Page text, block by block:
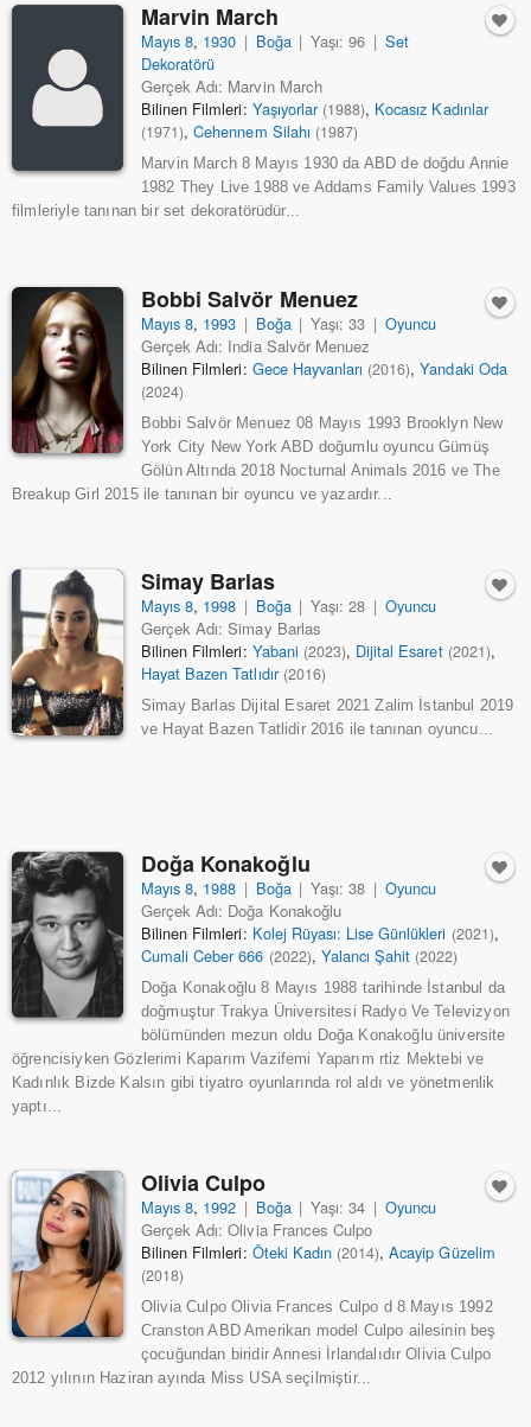
Marvin March
Mayıs 8, 1930 | Boğa | Yaşı: 96 | Set
Dekoratörü
Gerçek Adı: Marvin March
Bilinen Filmleri: Yaşıyorlar (1988), Kocasız Kadınlar
(1971),Cehennem Silahı (1987)
Marvin March 8 Mayıs 1930 da ABD de doğdu Annie
1982 They Live 1988 ve Addams Family Values 1993
filmleriyle tanınan bir set dekoratörüdür...
Bobbi Salvör Menuez
Mayıs 8, 1993 | Boğa | Yaşı: 33 | Oyuncu
Gerçek Adı: India Salvör Menuez
Bilinen Filmleri: Gece Hayvanları (2016),Yandaki Oda
(2024)
Bobbi Salvör Menuez 08 Mayıs 1993 Brooklyn New
York City New York ABD doğumlu oyuncu Gümüş
Gölün Altında 2018 Nocturnal Animals 2016 ve The
Breakup Girl 2015 ile tanınan bir oyuncu ve yazardır...
Simay Barlas
Mayıs 8, 1998 | Boğa | Yaşı: 28 | Oyuncu
Gerçek Adı: Simay Barlas
Bilinen Filmleri: Yabani (2023), Dijital Esaret (2021),
Hayat Bazen Tatlıdır (2016)
Simay Barlas Dijital Esaret 2021 Zalim İstanbul 2019
ve Hayat Bazen Tatlidir 2016 ile tanınan oyuncu...
Doğa Konakoğlu
Mayıs 8, 1988 | Boğa | Yaşı: 38 | Oyuncu
Gerçek Adı: Doğa Konakoğlu
Bilinen Filmleri: Kolej Rüyası: Lise Günlükleri (2021),
Cumali Ceber 666 (2022), Yalancı Şahit (2022)
Doğa Konakoğlu 8 Mayıs 1988 tarihinde İstanbul da
doğmuştur Trakya Üniversitesi Radyo Ve Televizyon
bölümünden mezun oldu Doğa Konakoğlu üniversite
öğrencisiyken Gözlerimi Kaparım Vazifemi Yaparım rtiz Mektebi ve
Kadınlık Bizde Kalsın gibi tiyatro oyunlarında rol aldı ve yönetmenlik
yaptı...
Olivia Culpo
Mayıs 8, 1992 | Boğa | Yaşı: 34 | Oyuncu
Gerçek Adı: Olivia Frances Culpo
Bilinen Filmleri: Öteki Kadın (2014),Acayip Güzelim
(2018)
Olivia Culpo Olivia Frances Culpo d 8 Mayıs 1992
Cranston ABD Amerikan model Culpo ailesinin beş
çocuğundan biridir Annesi İrlandalıdır Olivia Culpo
2012 yılının Haziran ayında Miss USA seçilmiştir...